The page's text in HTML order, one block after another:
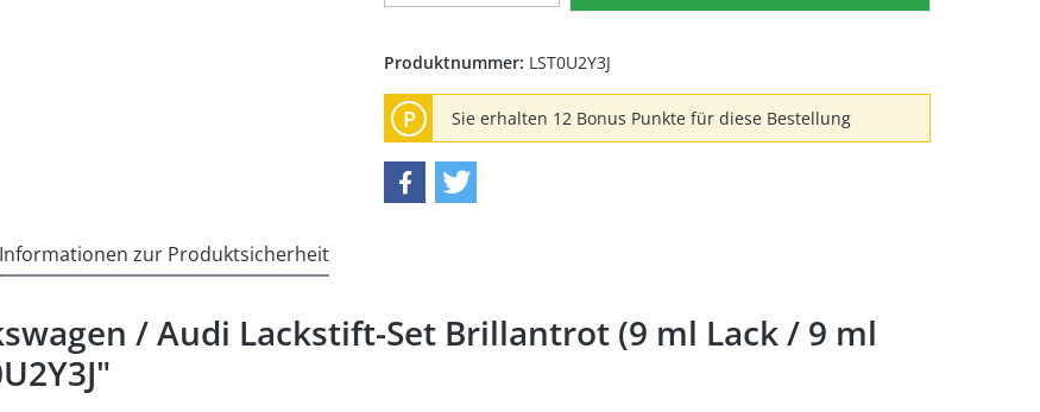
Produktnummer: LST0U2Y3J
P Sie erhalten 12 Bonus Punkte für diese Bestellung
Informationen zur Produktsicherheit
/ Audi Lackstift-Set Brillantrot (9 ml Lack / 9 ml